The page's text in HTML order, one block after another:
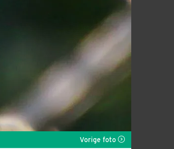
Vorige foto